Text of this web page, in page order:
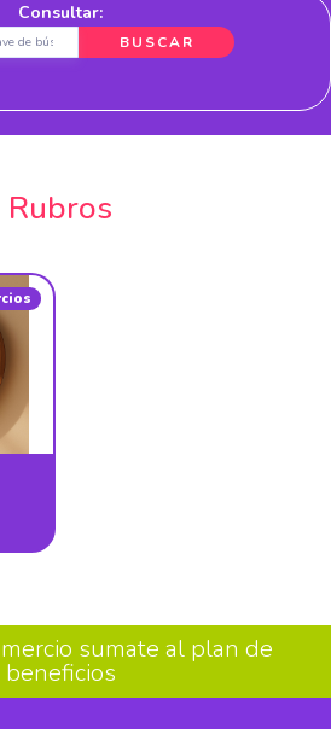
Consultar:
BUSCAR
Rubros
sumate al plan de
beneficios